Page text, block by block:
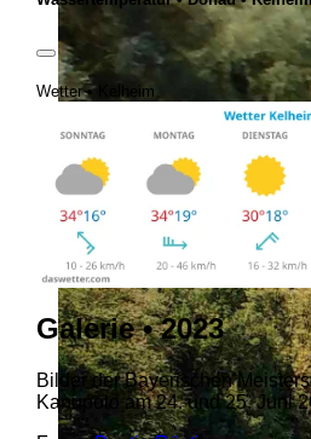
Wetter • Kelheim
Galerie • 2023
Bilder der Bayerischen
Kanupolo am 24. und 25. Juni